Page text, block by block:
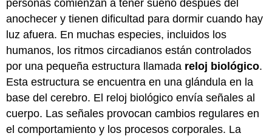
personas comienzan a tener sueño después del
anochecer y tienen dificultad para dormir cuando hay
luz afuera. En muchas especies, incluidos los
humanos, los ritmos circadianos están controlados
por una pequeña estructura llamada reloj biológico.
Esta estructura se encuentra en una glándula en la
base del cerebro. El reloj biológico envía señales al
cuerpo. Las señales provocan cambios regulares en
el comportamiento y los procesos corporales. La